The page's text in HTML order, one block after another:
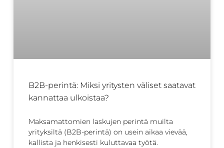
B2B-perintä: Miksi yritysten väliset saatavat
kannattaa ulkoistaa?
Maksamattomien laskujen perintä muilta
yrityksiltä (B2B-perintä) on usein aikaa vievää,
kallista ja henkisesti kuluttavaa työtä.